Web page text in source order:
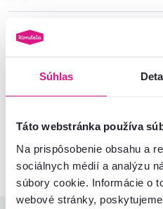
Súhlas
Táto webstránka používa
Na prispôsobenie obsahu a
sociálnych médií a analýzu
súbory cookie. Informácie o
webové stránky,
Montážny návod
Nenašli ste